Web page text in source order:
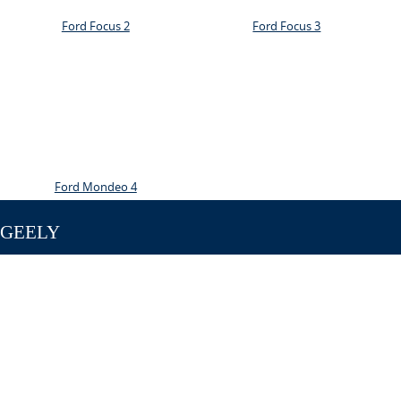
Ford Focus 2 Ford Focus 3
Ford Mondeo 4
GEELY